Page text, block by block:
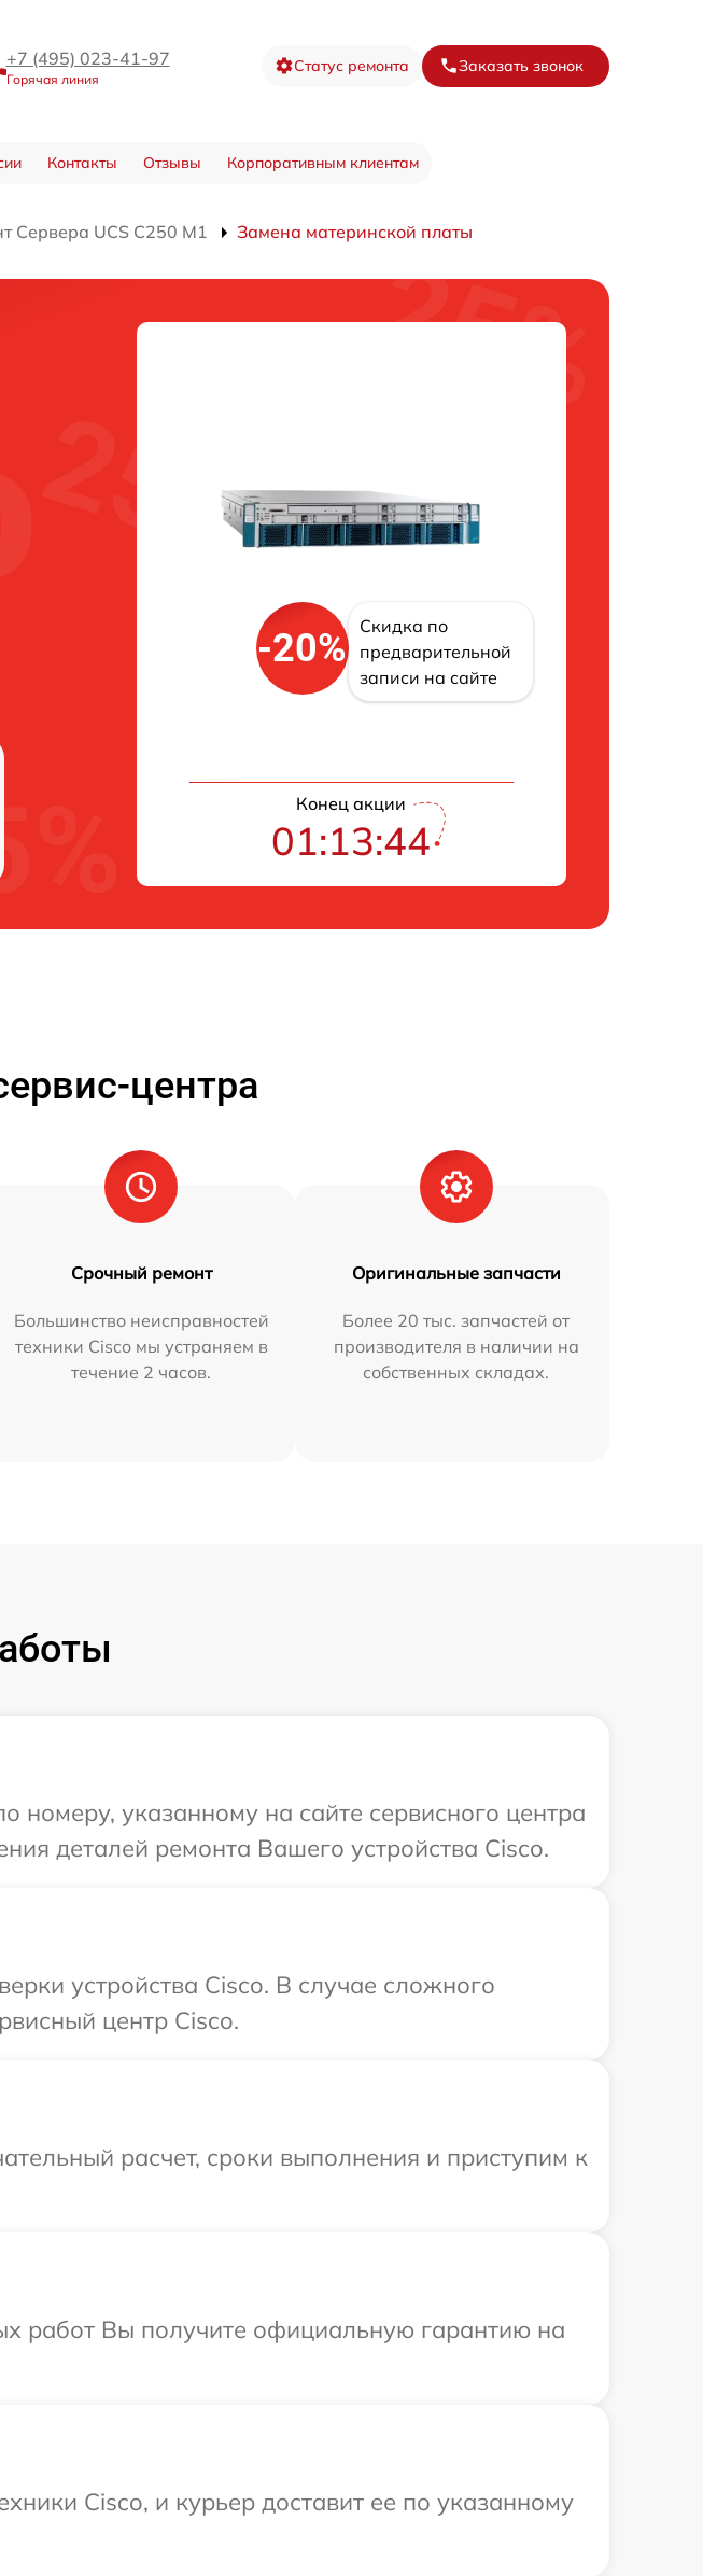
+7 (495) 023-41-97
Горячая линия
Статус ремонта Заказать звонок
Контакты Отзывы Корпоративным клиентам
Сервера UCS C250 M1 Замена материнской платы
-20%
Скидка по
предварительной
записи на сайте
Конец акции
01:13:43
центра
Срочный ремонт
Большинство неисправностей
техники Cisco мы устраняем в
течение 2 часов.
Оригинальные запчасти
Более 20 тыс. запчастей от
производителя в наличии на
собственных складах.
указанному на сайте сервисного центра
деталей ремонта Вашего устройства Cisco.
устройства Cisco. В случае сложного
центр Cisco.
расчет, сроки выполнения и приступим к
работ Вы получите официальную гарантию на
Cisco, и курьер доставит ее по указанному